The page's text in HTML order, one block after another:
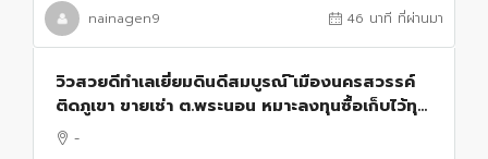
nainagen9 46 นาที ที่ผ่านมา
วิวสวยดีทำเลเยี่ยมดินดีสมบูรณ์ ้เมืองนครสวรรค์
ติดภูเขา ขายเช่า ต.พระนอน หมาะลงทุนซื้อเก็บไว้ทุก
ทาง-